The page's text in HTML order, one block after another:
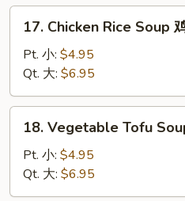
面
Chicken
Rice
Soup
鸡
饭
17. Chicken Rice Soup
Pt. 小: $4.95
Qt. 大: $6.95
Vegetable
Tofu
Soup
青
18. Vegetable Tofu
Pt. 小: $4.95
Qt. 大: $6.95